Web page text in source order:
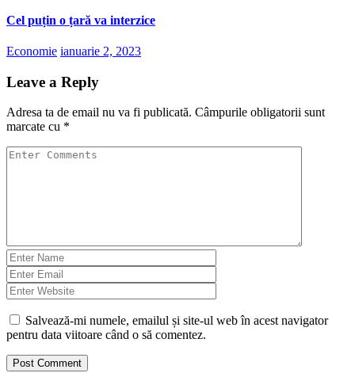
Cel puțin o țară va interzice
Economie ianuarie 2, 2023
Leave a Reply
Adresa ta de email nu va fi publicată. Câmpurile obligatorii sunt
marcate cu *
Salvează-mi numele, emailul și site-ul web în acest navigator
pentru data viitoare când o să comentez.